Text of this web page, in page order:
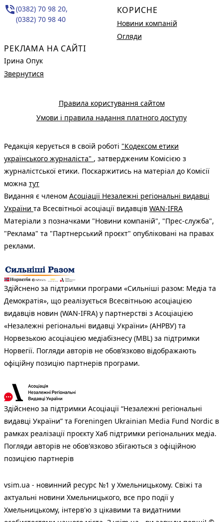
phone_in_talk(0382) 70 98 20,
(0382) 70 98 40
РЕКЛАМА НА САЙТІ
Ірина Опук
Звернутися
КОРИСНЕ
Новини компаній
Огляди
Правила користування сайтом
Умови і правила надання платного доступу
Редакція керується в своїй роботі "Кодексом етики
українського журналіста" , затвердженим Комісією з
журналістської етики. Поскаржитись на матеріал до Комісії
можна тут
Видання є членом Асоціації Незалежні регіональні видавці
України та Всесвітньої асоціації видавців WAN-IFRA
Матеріали з позначками "Новини компаній", "Прес-служба",
"Реклама" та "Партнерський проєкт" опубліковані на правах
реклами.
Здійснено за підтримки програми «Сильніші разом: Медіа та
Демократія», що реалізується Всесвітньою асоціацією
видавців новин (WAN-IFRA) у партнерстві з Асоціацією
«Незалежні регіональні видавці України» (АНРВУ) та
Норвезькою асоціацією медіабізнесу (MBL) за підтримки
Норвегії. Погляди авторів не обов’язково відображають
офіційну позицію партнерів програми.
Здійснено за підтримки Асоціації “Незалежні регіональні
видавці України” та Foreningen Ukrainian Media Fund Nordic в
рамках реалізації проєкту Хаб підтримки регіональних медіа.
Погляди авторів не обов'язково збігаються з офіційною
позицією партнерів
vsim.ua - новинний ресурс №1 у Хмельницькому. Свіжі та
актуальні новини Хмельницького, все про події у
Хмельницькому, інтерв'ю з цікавими та видатними